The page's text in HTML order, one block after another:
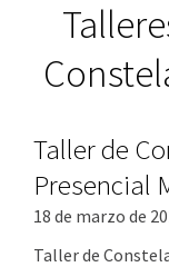
Taller de
Presencial
18 de marzo de
Taller de